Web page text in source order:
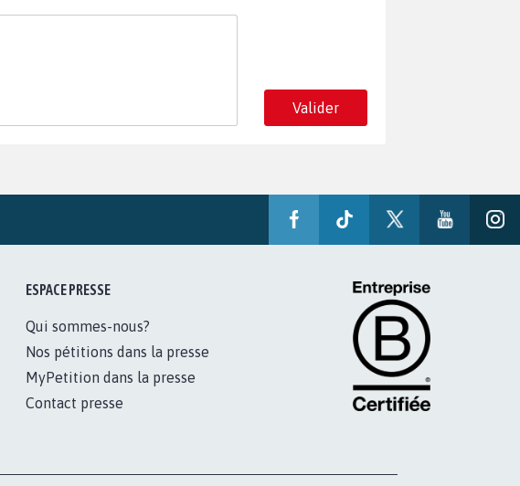
Valider
ESPACE PRESSE
Qui sommes-nous?
Nos pétitions dans la presse
MyPetition dans la presse
Contact presse